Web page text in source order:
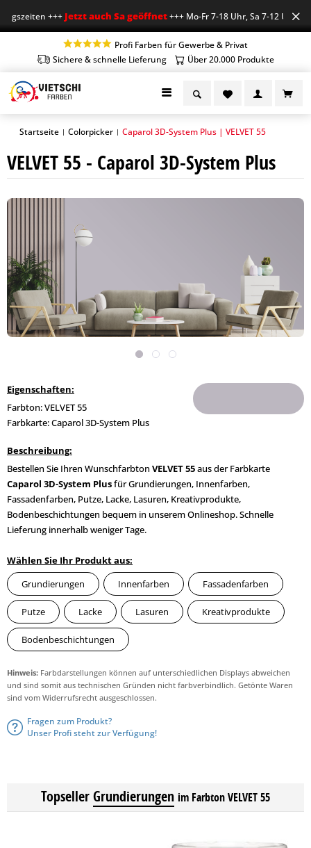
+++Jetzt auch Sa geöffnet+++ Mo-Fr 7-18 Uhr, Sa 7-12 Uhr
Profi Farben für Gewerbe & Privat
Sichere & schnelle Lieferung
Über 20.000 Produkte
Startseite | Colorpicker | Caparol 3D-System Plus | VELVET 55
VELVET 55 - Caparol 3D-System Plus
Eigenschaften:
Farbton: VELVET 55
Farbkarte: Caparol 3D-System Plus
Beschreibung:
Bestellen Sie Ihren Wunschfarbton VELVET 55aus der Farbkarte
Caparol 3D-System Plusfür Grundierungen, Innenfarben,
Fassadenfarben, Putze, Lacke, Lasuren, Kreativprodukte,
Bodenbeschichtungen bequem in unserem Onlineshop. Schnelle
Lieferung innerhalb weniger Tage.
Wählen Sie Ihr Produkt aus:
Grundierungen
Innenfarben Fassadenfarben
Putze Lacke Lasuren Kreativprodukte
Bodenbeschichtungen
Hinweis: Farbdarstellungen können auf unterschiedlichen Displays abweichen
und sind somit aus technischen Gründen nicht farbverbindlich. Getönte Waren
sind vom Widerrufsrecht ausgeschlossen.
Fragen zum Produkt?
Unser Profi steht zur Verfügung!
TopsellerGrundierungen im Farbton VELVET 55